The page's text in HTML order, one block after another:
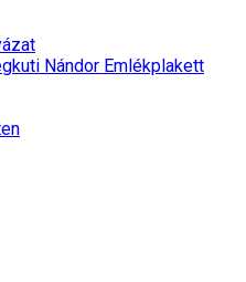
Nándor Emlékplakett